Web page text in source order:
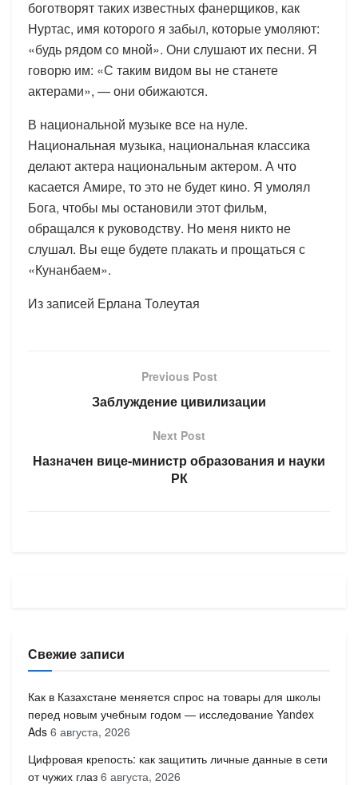
боготворят таких известных фанерщиков, как
Нуртас, имя которого я забыл, которые умоляют:
«будь рядом со мной». Они слушают их песни. Я
говорю им: «С таким видом вы не станете
актерами», — они обижаются.
В национальной музыке все на нуле.
Национальная музыка, национальная классика
делают актера национальным актером. А что
касается Амире, то это не будет кино. Я умолял
Бога, чтобы мы остановили этот фильм,
обращался к руководству. Но меня никто не
слушал. Вы еще будете плакать и прощаться с
«Кунанбаем».
Из записей Ерлана Толеутая
Previous Post
Заблуждение цивилизации
Next Post
Назначен вице-министр образования и науки
РК
Свежие записи
Как в Казахстане меняется спрос на товары для школы
перед новым учебным годом — исследование Yandex
Ads 6 августа, 2026
Цифровая крепость: как защитить личные данные в сети
от чужих глаз 6 августа, 2026